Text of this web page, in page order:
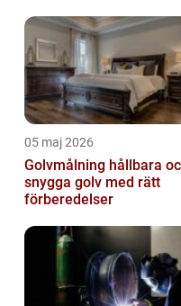
05 maj 2026
Golvmålning hållbara och
snygga golv med rätt
förberedelser